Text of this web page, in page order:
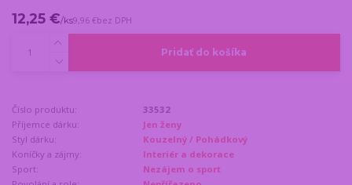
12,25 €/ks9,96 €bez DPH
Pridať do košíka
Číslo produktu:
33532
Příjemce dárku:
Jen ženy
Styl dárku:
Kouzelný / Pohádkový
Koníčky a zájmy:
Interiér a dekorace
Sport:
Nezájem o sport